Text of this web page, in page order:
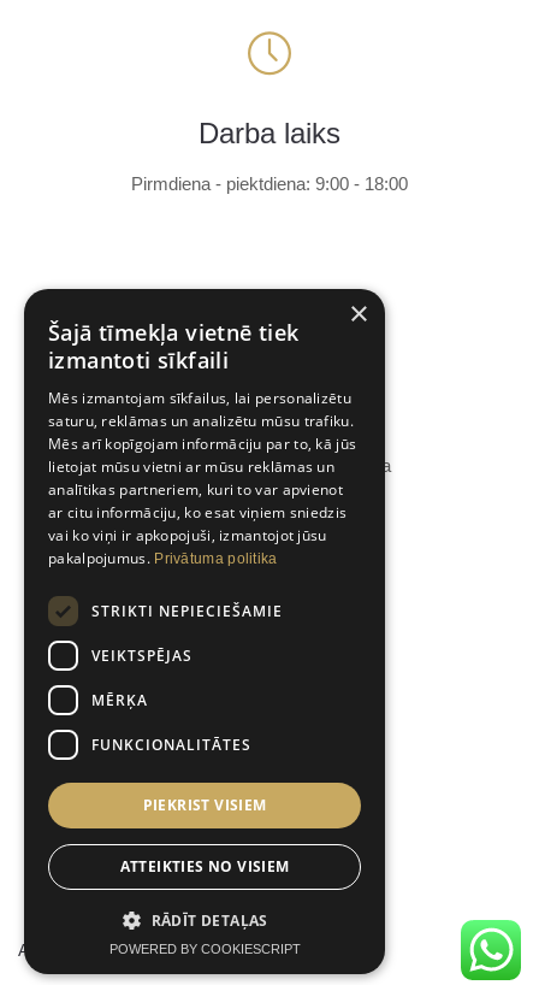
Darba laiks
Pirmdiena - piektdiena: 9:00 - 18:00
Adrese
Dzirnavu iela 57a, Rīga, Latvija
Afortis Group SIA © 2026
×
Šajā tīmekļa vietnē tiek
izmantoti sīkfaili
Mēs izmantojam sīkfailus, lai personalizētu
saturu, reklāmas un analizētu mūsu trafiku.
Mēs arī kopīgojam informāciju par to, kā jūs
lietojat mūsu vietni ar mūsu reklāmas un
analītikas partneriem, kuri to var apvienot
ar citu informāciju, ko esat viņiem sniedzis
vai ko viņi ir apkopojuši, izmantojot jūsu
pakalpojumus. Privātuma politika
STRIKTI NEPIECIEŠAMIE
VEIKTSPĒJAS
MĒRĶA
FUNKCIONALITĀTES
PIEKRIST VISIEM
ATTEIKTIES NO VISIEM
RĀDĪT DETAĻAS
POWERED BY COOKIESCRIPT